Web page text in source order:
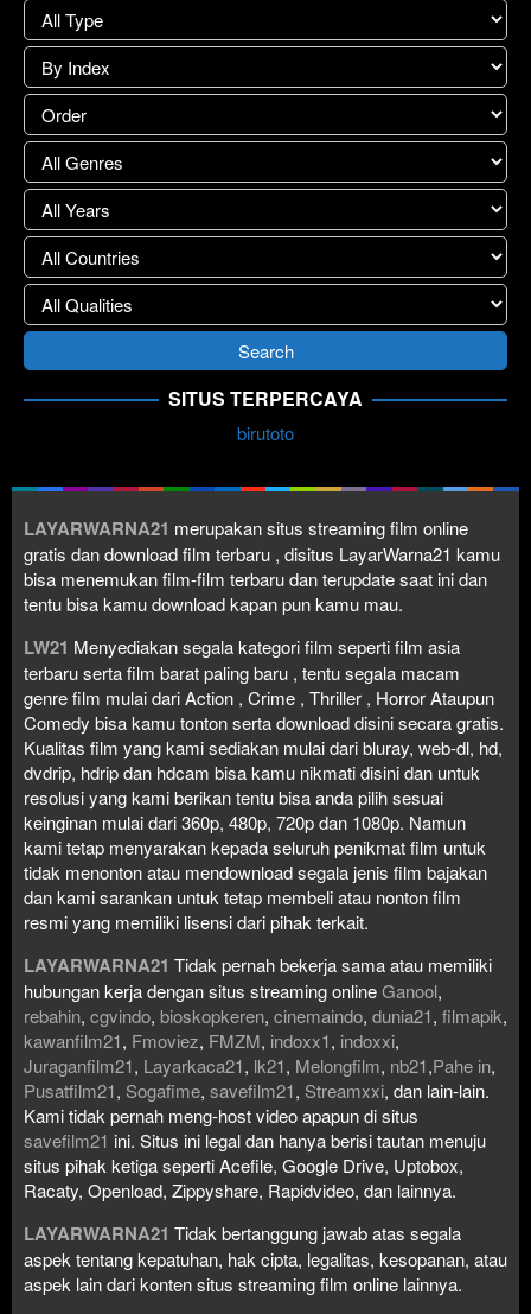
SITUS TERPERCAYA
birutoto
LAYARWARNA21 merupakan situs streaming film online
gratis dan download film terbaru , disitus LayarWarna21 kamu
bisa menemukan film-film terbaru dan terupdate saat ini dan
tentu bisa kamu download kapan pun kamu mau.
LW21 Menyediakan segala kategori film seperti film asia
terbaru serta film barat paling baru , tentu segala macam
genre film mulai dari Action , Crime , Thriller , Horror Ataupun
Comedy bisa kamu tonton serta download disini secara gratis.
Kualitas film yang kami sediakan mulai dari bluray, web-dl, hd,
dvdrip, hdrip dan hdcam bisa kamu nikmati disini dan untuk
resolusi yang kami berikan tentu bisa anda pilih sesuai
keinginan mulai dari 360p, 480p, 720p dan 1080p. Namun
kami tetap menyarakan kepada seluruh penikmat film untuk
tidak menonton atau mendownload segala jenis film bajakan
dan kami sarankan untuk tetap membeli atau nonton film
resmi yang memiliki lisensi dari pihak terkait.
LAYARWARNA21 Tidak pernah bekerja sama atau memiliki
hubungan kerja dengan situs streaming onlineGanool,
rebahin, cgvindo, bioskopkeren, cinemaindo, dunia21, filmapik,
kawanfilm21, Fmoviez, FMZM, indoxx1, indoxxi,
Juraganfilm21, Layarkaca21, lk21, Melongfilm, nb21,Pahe in,
Pusatfilm21, Sogafime, savefilm21, Streamxxi, dan lain-lain.
Kami tidak pernah meng-host video apapun di situs
savefilm21 ini. Situs ini legal dan hanya berisi tautan menuju
situs pihak ketiga seperti Acefile, Google Drive, Uptobox,
Racaty, Openload, Zippyshare, Rapidvideo, dan lainnya.
LAYARWARNA21 Tidak bertanggung jawab atas segala
aspek tentang kepatuhan, hak cipta, legalitas, kesopanan, atau
aspek lain dari konten situs streaming film online lainnya.